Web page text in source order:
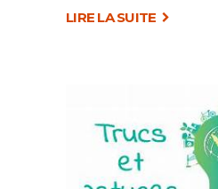
LIRE LA SUITE